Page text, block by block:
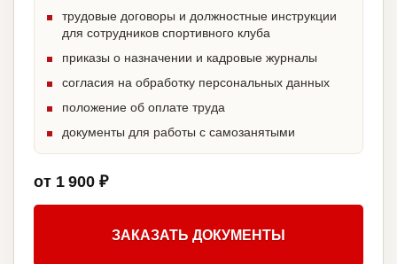
трудовые договоры и должностные инструкции
для сотрудников спортивного клуба
приказы о назначении и кадровые журналы
согласия на обработку персональных данных
положение об оплате труда
документы для работы с самозанятыми
от 1 900 ₽
ЗАКАЗАТЬ ДОКУМЕНТЫ